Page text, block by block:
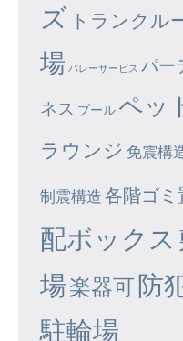
ズ トランクル
場 バレーサービス パー
ネス プール ペッ
ラウンジ 免震構
制震構造 各階ゴミ
配ボックス
場楽器可防
駐輪場